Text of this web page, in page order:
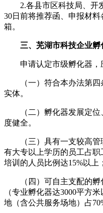
2.各县市区科技局、开
30日前将推荐函、申报材
箱。
三、芜湖市科技企业
申请认定市级孵化器，
（一）符合本办法第
实体。
（二）孵化器发展定
度健全。
（三）具有一支较高
有大专以上学历的员工占
培训的人员比例达15%以上；
（四）可自主支配的
（专业孵化器达3000平方
地（含公共服务场地）占